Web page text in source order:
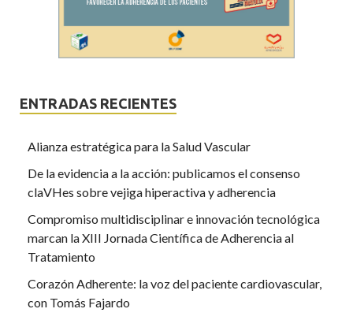
ENTRADAS RECIENTES
Alianza estratégica para la Salud Vascular
De la evidencia a la acción: publicamos el consenso
claVHes sobre vejiga hiperactiva y adherencia
Compromiso multidisciplinar e innovación tecnológica
marcan la XIII Jornada Científica de Adherencia al
Tratamiento
Corazón Adherente: la voz del paciente cardiovascular,
con Tomás Fajardo